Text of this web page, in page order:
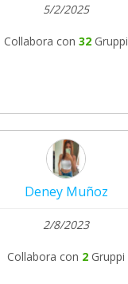
5/2/2025
Collabora con 32 Gruppi
Deney Muñoz
2/8/2023
Collabora con 2 Gruppi